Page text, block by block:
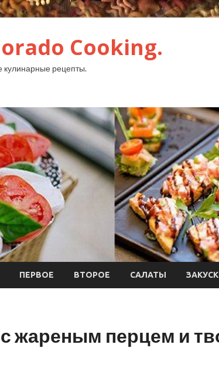
Сooking.
кулинарные рецепты.
ПЕРВОЕ ВТОРОЕ САЛАТЫ
с жареным перцем и